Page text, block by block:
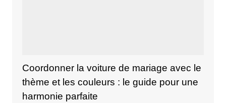
Coordonner la voiture de mariage avec le
thème et les couleurs : le guide pour une
harmonie parfaite